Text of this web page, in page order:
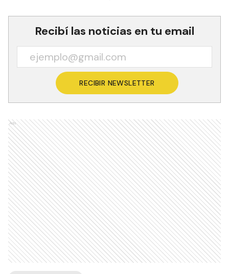
Recibí las noticias en tu email
RECIBIR NEWSLETTER
Ads